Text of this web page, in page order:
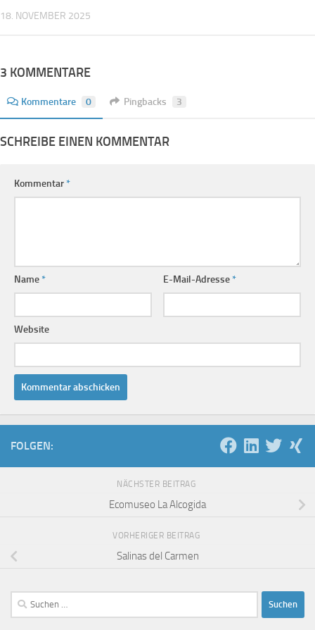
18. NOVEMBER 2025
3 KOMMENTARE
Kommentare 0 Pingbacks 3
SCHREIBE EINEN KOMMENTAR
Kommentar*
Name* E-Mail-Adresse*
Website
FOLGEN:
NÄCHSTER BEITRAG
Ecomuseo La Alcogida
VORHERIGER BEITRAG
Salinas del Carmen
Suchen
nach: